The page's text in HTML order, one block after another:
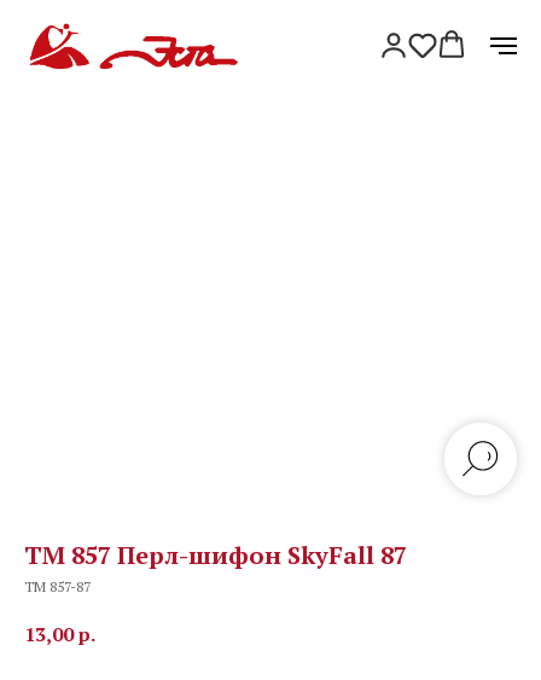
TM 857 Перл-шифон SkyFall 87
TM 857-87
13,00р.